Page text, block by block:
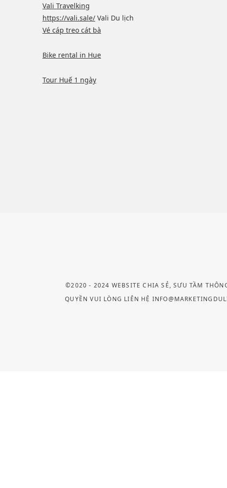
Vali Travelking
https://vali.sale/ Vali Du lịch
Vé cáp treo cát bà
Bike rental in Hue
Tour Huế 1 ngày
©2020 - 2024 WEBSITE CHIA SẺ, SƯU TẦM
QUYỀN VUI LÒNG LIÊN HỆ